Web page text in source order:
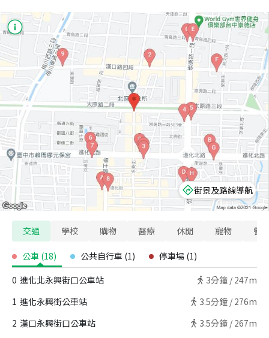
街景及路線導航
交通 學校 購物 醫療 休閒 寵物 警
公車 (18) 公共自行車 (1) 停車場 (1)
0 進化北永興街口公車站 3分鐘 / 247m
1 進化永興街公車站 3.5分鐘 / 276m
2 漢口永興街口公車站 3.5分鐘 / 267m